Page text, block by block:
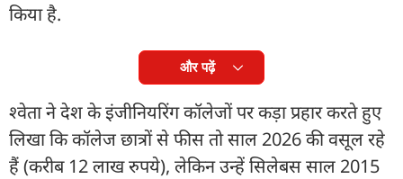
किया है.
और पढ़ें
श्वेता ने देश के इंजीनियरिंग कॉलेजों पर कड़ा प्रहार करते हुए
लिखा कि कॉलेज छात्रों से फीस तो साल 2026 की वसूल रहे
हैं (करीब 12 लाख रुपये), लेकिन उन्हें सिलेबस साल 2015